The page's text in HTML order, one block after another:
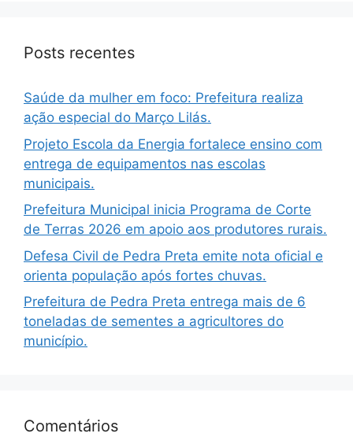
Posts recentes
Saúde da mulher em foco: Prefeitura realiza
ação especial do Março Lilás.
Projeto Escola da Energia fortalece ensino com
entrega de equipamentos nas escolas
municipais.
Prefeitura Municipal inicia Programa de Corte
de Terras 2026 em apoio aos produtores rurais.
Defesa Civil de Pedra Preta emite nota oficial e
orienta população após fortes chuvas.
Prefeitura de Pedra Preta entrega mais de 6
toneladas de sementes a agricultores do
município.
Comentários